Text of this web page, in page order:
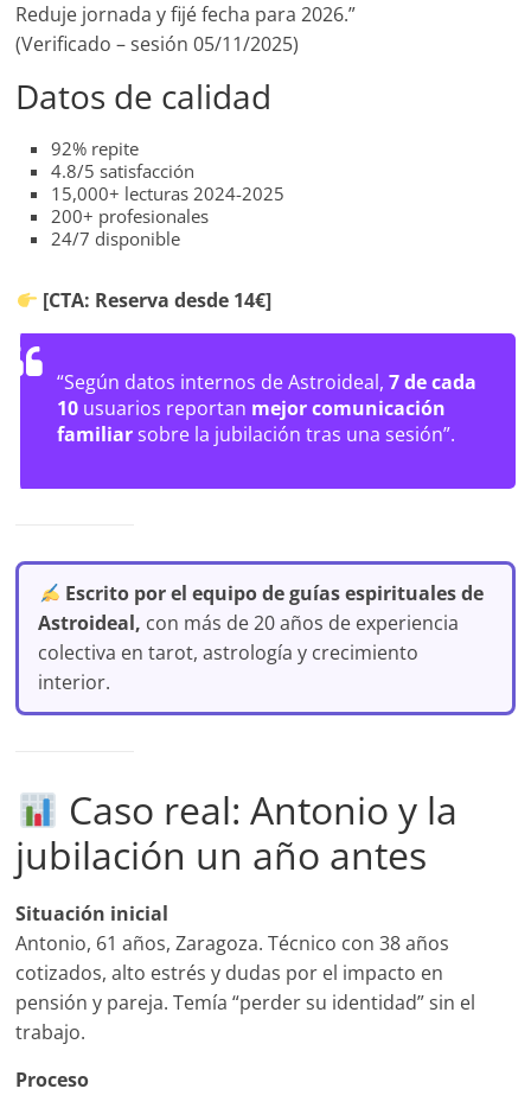
Reduje jornada y fijé fecha para 2026.”
(Verificado – sesión 05/11/2025)
Datos de calidad
92% repite
4.8/5 satisfacción
15,000+ lecturas 2024-2025
200+ profesionales
24/7 disponible
[CTA: Reserva desde 14€]
“Según datos internos de Astroideal,7 de cada
10 usuarios reportan mejor comunicación
familiarsobre la jubilación tras una sesión”.
Escrito por el equipo de guías espirituales de
Astroideal, con más de 20 años de experiencia
colectiva en tarot, astrología y crecimiento
interior.
Caso real: Antonio y la
jubilación un año antes
Situación inicial
Antonio, 61 años, Zaragoza. Técnico con 38 años
cotizados, alto estrés y dudas por el impacto en
pensión y pareja. Temía “perder su identidad” sin el
trabajo.
Proceso